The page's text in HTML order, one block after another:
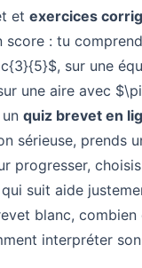
et exercices
score : tu
sur une
une aire avec
quiz brevet en
sérieuse, prends
progresser,
suit aide
blanc,
interpréter